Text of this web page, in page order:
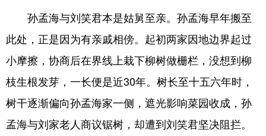
辽宁 吉林 上海 江苏
浙江 安徽 福建 江西
山东 河南 湖北 湖南
四川 贵州 云南 西藏
孙孟海与刘笑君本是姑舅至亲。孙孟海早年搬至
此处，正是因为有亲戚相傍。起初两家因地边界起过
小摩擦，协商后在界线上栽下柳树做栅栏，没想到柳
枝生根发芽，一长便是近30年。树长至十五六年时，
树干逐渐偏向孙孟海家一侧，遮光影响菜园收成，孙
孟海与刘家老人商议锯树，却遭到刘笑君坚决阻拦。